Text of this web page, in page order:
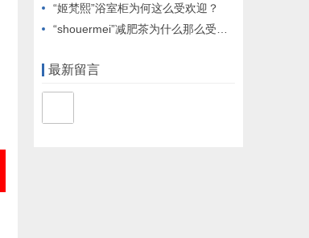
“姬梵熙”浴室柜为何这么受欢迎？
“shouermei”减肥茶为什么那么受欢迎？
最新留言